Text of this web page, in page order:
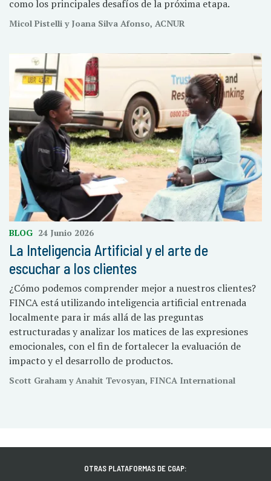
como los principales desafíos de la próxima etapa.
Micol Pistelli y Joana Silva Afonso, ACNUR
BLOG 24 Junio 2026
La Inteligencia Artificial y el arte de
escuchar a los clientes
¿Cómo podemos comprender mejor a nuestros clientes?
FINCA está utilizando inteligencia artificial entrenada
localmente para ir más allá de las preguntas
estructuradas y analizar los matices de las expresiones
emocionales, con el fin de fortalecer la evaluación de
impacto y el desarrollo de productos.
Scott Graham y Anahit Tevosyan, FINCA International
OTRAS PLATAFORMAS DE CGAP: